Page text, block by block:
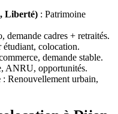
Liberté) : Patrimoine
demande cadres + retraités.
étudiant, colocation.
demande stable.
ANRU, opportunités.
: Renouvellement urbain,